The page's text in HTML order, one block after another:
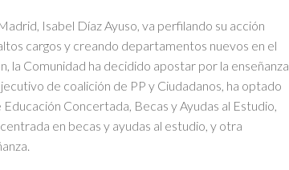
Isabel Díaz Ayuso, va perfilando su acción
cargos y creando departamentos nuevos en el
la Comunidad ha decidido apostar por la enseñanza
de coalición de PP y Ciudadanos, ha optado
Concertada, Becas y Ayudas al Estudio,
en becas y ayudas al estudio, y otra